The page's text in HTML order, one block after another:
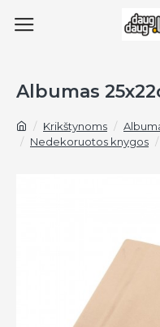
Krikštynoms
Nedekoruotos knygos
Albumas